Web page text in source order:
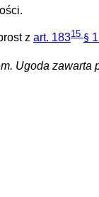
z art. 18315 §
Ugoda